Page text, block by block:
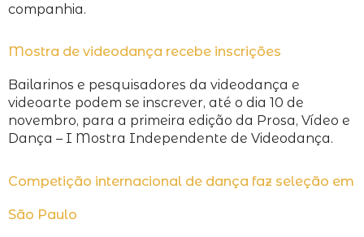
companhia.
Mostra de videodança recebe inscrições
Bailarinos e pesquisadores da videodança e
videoarte podem se inscrever, até o dia 10 de
novembro, para a primeira edição da Prosa, Vídeo e
Dança – I Mostra Independente de Videodança.
Competição internacional de dança faz seleção em
São Paulo